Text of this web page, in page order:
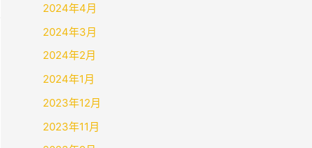
2024年4月
2024年3月
2024年2月
2024年1月
2023年12月
2023年11月